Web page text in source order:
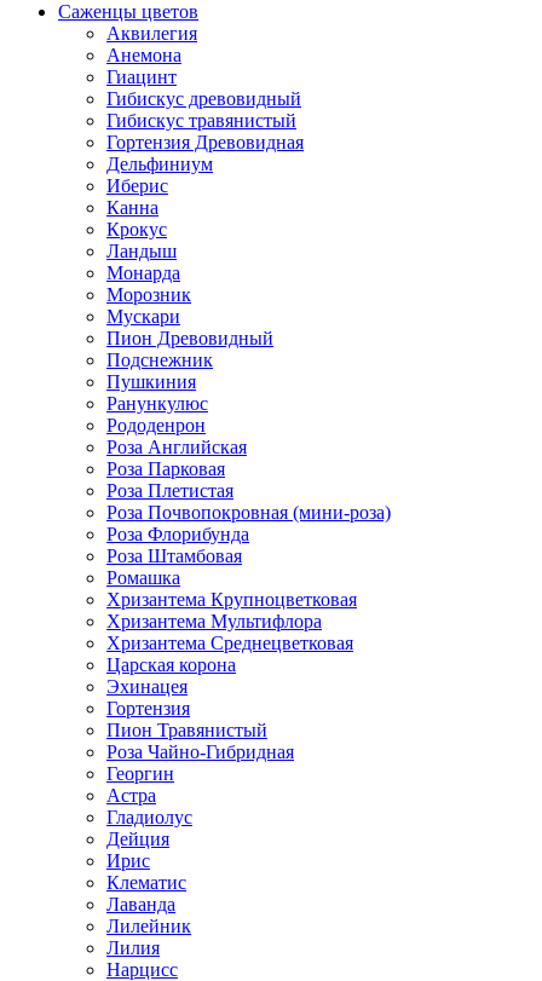
Саженцы цветов
Аквилегия
Анемона
Гиацинт
Гибискус древовидный
Гибискус травянистый
Гортензия Древовидная
Дельфиниум
Иберис
Канна
Крокус
Ландыш
Монарда
Морозник
Мускари
Пион Древовидный
Подснежник
Пушкиния
Ранункулюс
Рододенрон
Роза Английская
Роза Парковая
Роза Плетистая
Роза Почвопокровная (мини-роза)
Роза Флорибунда
Роза Штамбовая
Ромашка
Хризантема Крупноцветковая
Хризантема Мультифлора
Хризантема Среднецветковая
Царская корона
Эхинацея
Гортензия
Пион Травянистый
Роза Чайно-Гибридная
Георгин
Астра
Гладиолус
Дейция
Ирис
Клематис
Лаванда
Лилейник
Лилия
Нарцисс